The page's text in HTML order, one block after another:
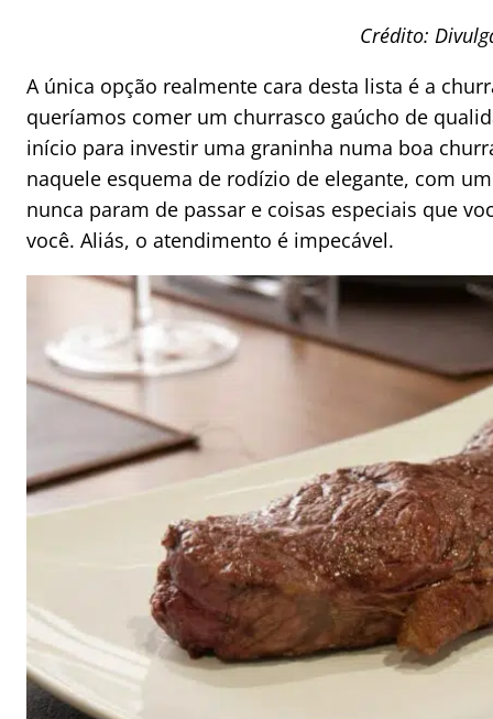
Crédito:
A única opção realmente cara desta lista é a
queríamos comer um churrasco gaúcho de
início para investir uma graninha numa boa
naquele esquema de rodízio de elegante, com
nunca param de passar e coisas especiais que
você. Aliás, o atendimento é impecável.